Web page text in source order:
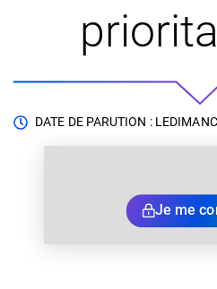
DATE DE PARUTION : LE
Je me